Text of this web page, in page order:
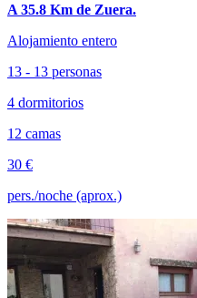
A 35.8 Km de Zuera.
Alojamiento entero
13 - 13 personas
4 dormitorios
12 camas
30 €
pers./noche (aprox.)